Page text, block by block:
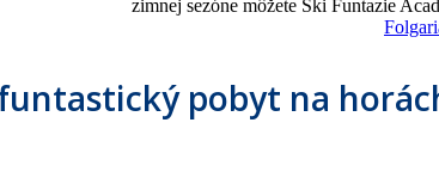
zimnej sezóne môžete Ski Funtazie
pobyt na